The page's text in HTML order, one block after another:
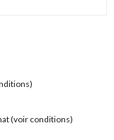
(voir conditions)